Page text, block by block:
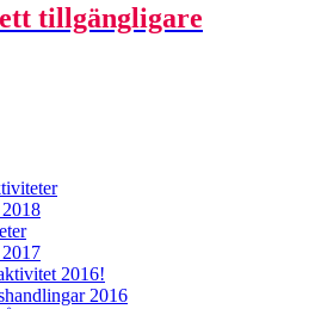
tillgängligare
2016!
2016